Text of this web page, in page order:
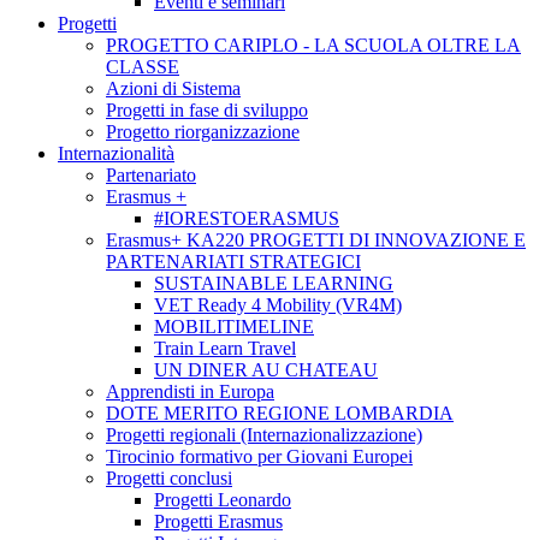
Progetti
PROGETTO CARIPLO - LA SCUOLA OLTRE LA
CLASSE
Azioni di Sistema
Progetti in fase di sviluppo
Progetto riorganizzazione
Internazionalità
Partenariato
Erasmus +
#IORESTOERASMUS
Erasmus+ KA220 PROGETTI DI INNOVAZIONE E
PARTENARIATI STRATEGICI
SUSTAINABLE LEARNING
VET Ready 4 Mobility (VR4M)
MOBILITIMELINE
Train Learn Travel
UN DINER AU CHATEAU
Apprendisti in Europa
DOTE MERITO REGIONE LOMBARDIA
Progetti regionali (Internazionalizzazione)
Tirocinio formativo per Giovani Europei
Progetti conclusi
Progetti Leonardo
Progetti Erasmus